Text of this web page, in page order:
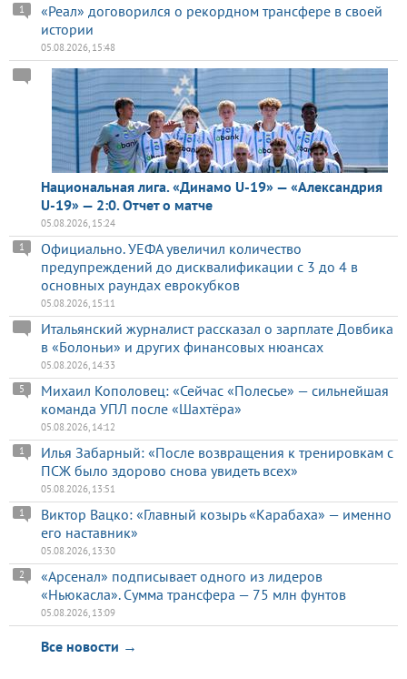
«Реал» договорился о рекордном трансфере в своей
истории
1
05.08.2026, 15:48
Национальная лига. «Динамо U-19» — «Александрия
U-19» — 2:0. Отчет о матче
05.08.2026, 15:24
Официально. УЕФА увеличил количество
предупреждений до дисквалификации с 3 до 4 в
основных раундах еврокубков
1
05.08.2026, 15:11
Итальянский журналист рассказал о зарплате Довбика
в «Болоньи» и других финансовых нюансах
05.08.2026, 14:33
Михаил Кополовец: «Сейчас «Полесье» — сильнейшая
команда УПЛ после «Шахтёра»
5
05.08.2026, 14:12
Илья Забарный: «После возвращения к тренировкам с
ПСЖ было здорово снова увидеть всех»
1
05.08.2026, 13:51
Виктор Вацко: «Главный козырь «Карабаха» — именно
его наставник»
1
05.08.2026, 13:30
«Арсенал» подписывает одного из лидеров
«Ньюкасла». Сумма трансфера — 75 млн фунтов
2
05.08.2026, 13:09
Все новости →